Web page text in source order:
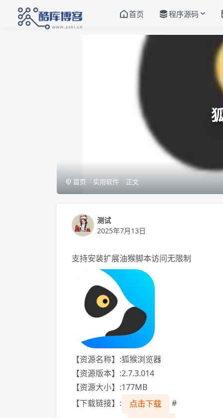
首页 程序源码
首页 实用软件 正文
测试
2025年7月13日
支持安装扩展油猴脚本访问无限制
【资源名称】:狐猴浏览器
【资源版本】:2.7.3.014
【资源大小】:177MB
【下载链接】:
点击下载
#